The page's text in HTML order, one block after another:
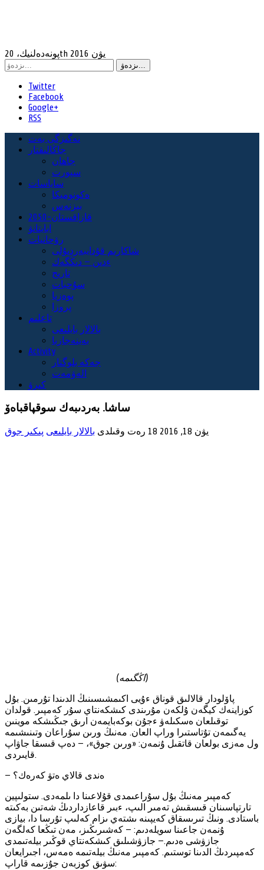
پونەدەلنيك، 20th يۋن 2016
Twitter
Facebook
Google+
RSS
نەگىزگى بەت
جاڭالىقتار
جاھان
سپورت
ساياسات
ەكونوميكا
بيزنەس
قازاقستان-2050
ابايتانۋ
رۋحانيات
شاكارىم قۇدايبەردىۇلى
ءدىن — دىڭگەك
تاريح
سۇحبات
پوەزيا
پروزا
تاعلىم
بالالار بايلىعى
بەينەجازبا
Activity
جەكە بلوگتار
الەۋمەت
كىرۋ
ساشا. بەردىبەك سوقپاقباەۆ
يۋن 18, 2016 18 رەت وقىلدى بالالار بايلىعى پىكىر جوق
(اڭگىمە)
پاۆلودار قالالىق قوناق ءۇيى اكىمشىسىنىڭ الدىندا تۇرمىن. بۇل
كوزاينەك كيگەن ۇلكەن مۇرىندى كىشكەنتاي سۇر كەمپىر. قولدان
توقىلعان ەسكىلەۋ ءجۇن بوكەبايمەن ارىق جىڭىشكە موينىن
يەگىمەن تۇتاستىرا وراپ العان. مەنىڭ ورىن سۇراعان وتىنىشىمە
ول مەزى بولعان قاتقىل ۇنمەن: «ورىن جوق»، — دەپ قىسقا جاۋاپ
قايىردى.
— ەندى قالاي ەتۋ كەرەك؟
كەمپىر مەنىڭ بۇل سۇراعىمدى قۇلاعىنا دا ىلمەدى. ستولىپين
تارتپاسىنان قىسقىش تەمىر الىپ، ءبىر قاعازداردىڭ شەتىن بەكىتە
باستادى. ونىڭ تىرىسقاق كەيپىنە ىشتەي ىزام كەلىپ تۇرسا دا، بيازى
ۇنمەن جاعىنا سويلەدىم: — كەشىرىڭىز، مەن تىڭعا كەلگەن
جازۋشى ەدىم.— جازۋشىلىق كىشكەنتاي قوڭىر بيلەتىمدى
كەمپىردىڭ الدىنا توستىم. كەمپىر مەنىڭ بيلەتىمە ەمەس، اجىرايعان
سۋىق كوزبەن جۇزىمە قاراپ: